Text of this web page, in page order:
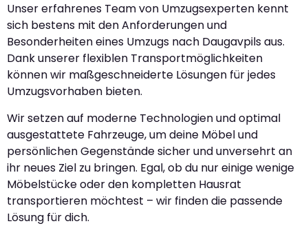
Unser erfahrenes Team von Umzugsexperten kennt
sich bestens mit den Anforderungen und
Besonderheiten eines Umzugs nach Daugavpils aus.
Dank unserer flexiblen Transportmöglichkeiten
können wir maßgeschneiderte Lösungen für jedes
Umzugsvorhaben bieten.
Wir setzen auf moderne Technologien und optimal
ausgestattete Fahrzeuge, um deine Möbel und
persönlichen Gegenstände sicher und unversehrt an
ihr neues Ziel zu bringen. Egal, ob du nur einige wenige
Möbelstücke oder den kompletten Hausrat
transportieren möchtest – wir finden die passende
Lösung für dich.